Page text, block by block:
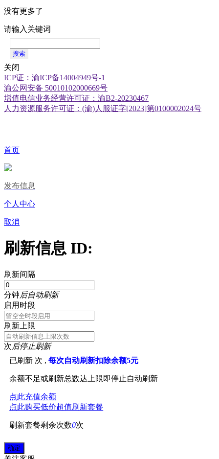
没有更多了
请输入关键词
搜索
关闭
ICP证：渝ICP备14004949号-1
渝公网安备 50010102000669号
增值电信业务经营许可证：渝B2-20230467
人力资源服务许可证：(渝)人服证字[2023]第0100002024号
首页
发布信息
个人中心
取消
刷新信息 ID:
刷新间隔
分钟后自动刷新
启用时段
刷新上限
次后停止刷新
已刷新 次 ,每次自动刷新扣除余额5元
余额不足或刷新总数达上限即停止自动刷新
点此充值余额
点此购买低价超值刷新套餐
刷新套餐剩余次数0次